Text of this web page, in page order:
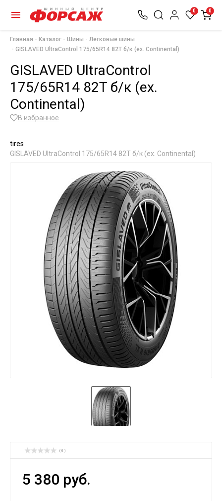
0 0
Главная Каталог Шины
Легковые шины
GISLAVED UltraControl 175/65R14 82T б/к (ex. Continental)
GISLAVED UltraControl
175/65R14 82T б/к (ex.
Continental)
В избранное
tires
GISLAVED UltraControl 175/65R14 82T б/к (ex. Continental)
( 0 )
5 380 руб.